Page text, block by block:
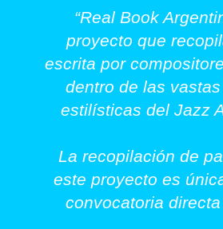
“Real Book
proyecto que
escrita por
dentro de las
estilísticas del Jazz
La recopilación de
este proyecto es
convocatoria